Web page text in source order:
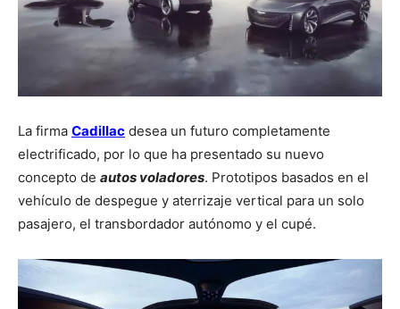
La firma Cadillac desea un futuro completamente
electrificado, por lo que ha presentado su nuevo
concepto de autos voladores. Prototipos basados en el
vehículo de despegue y aterrizaje vertical para un solo
pasajero, el transbordador autónomo y el cupé.